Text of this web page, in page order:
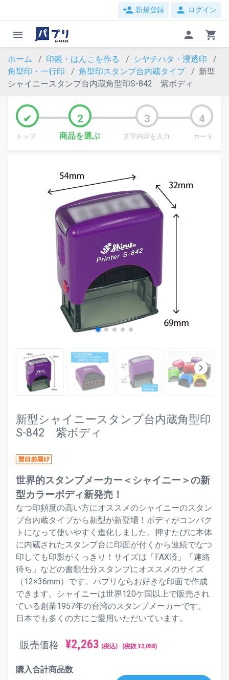
person_add 新規登録 person ログイン
menu person shopping_cart
ホーム 印鑑・はんこを作る
シヤチハタ・浸透印
角型印・一行印
角型印スタンプ台内蔵タイプ
新型
シャイニースタンプ台内蔵角型印S-842 紫ボディ
トップ 商品を選ぶ 文字内容を入力 カート
keyboard_arrow_left keyboard_arrow_right
新型シャイニースタンプ台内蔵角型印
S-842 紫ボディ
世界的スタンプメーカー＜シャイニー＞の新
型カラーボディ新発売！
なつ印頻度の高い方にオススメのシャイニーのスタン
プ台内蔵タイプから新型が新登場！ボディがコンパク
トになって使いやすく進化しました。押すたびに本体
に内蔵されたスタンプ台に印面が付くから連続でなつ
印しても印影がくっきり！サイズは「FAX済」「連絡
待ち」などの書類仕分スタンプにオススメのサイズ
（12×36mm）です。パプリならお好きな印面で作成
できます。シャイニーは世界120ケ国以上で販売され
ている創業1957年の台湾のスタンプメーカーです。
日本でも多くの方にご愛用いただいています。
販売価格 ¥2,263 (税込) (税抜 ¥2,058)
購入合計商品数